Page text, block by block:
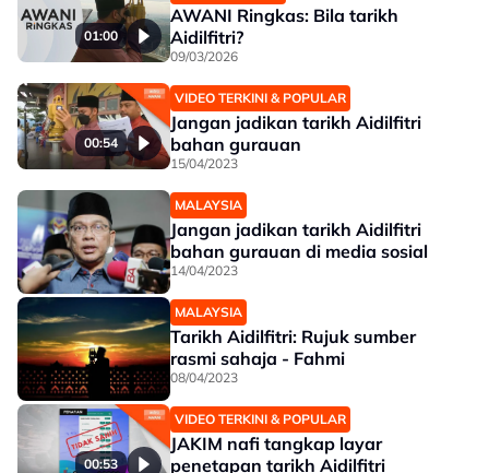
01:00
AWANI Ringkas: Bila tarikh
Aidilfitri?
09/03/2026
00:54
VIDEO TERKINI & POPULAR
Jangan jadikan tarikh Aidilfitri
bahan gurauan
15/04/2023
MALAYSIA
Jangan jadikan tarikh Aidilfitri
bahan gurauan di media sosial
14/04/2023
MALAYSIA
Tarikh Aidilfitri: Rujuk sumber
rasmi sahaja - Fahmi
08/04/2023
00:53
VIDEO TERKINI & POPULAR
JAKIM nafi tangkap layar
penetapan tarikh Aidilfitri